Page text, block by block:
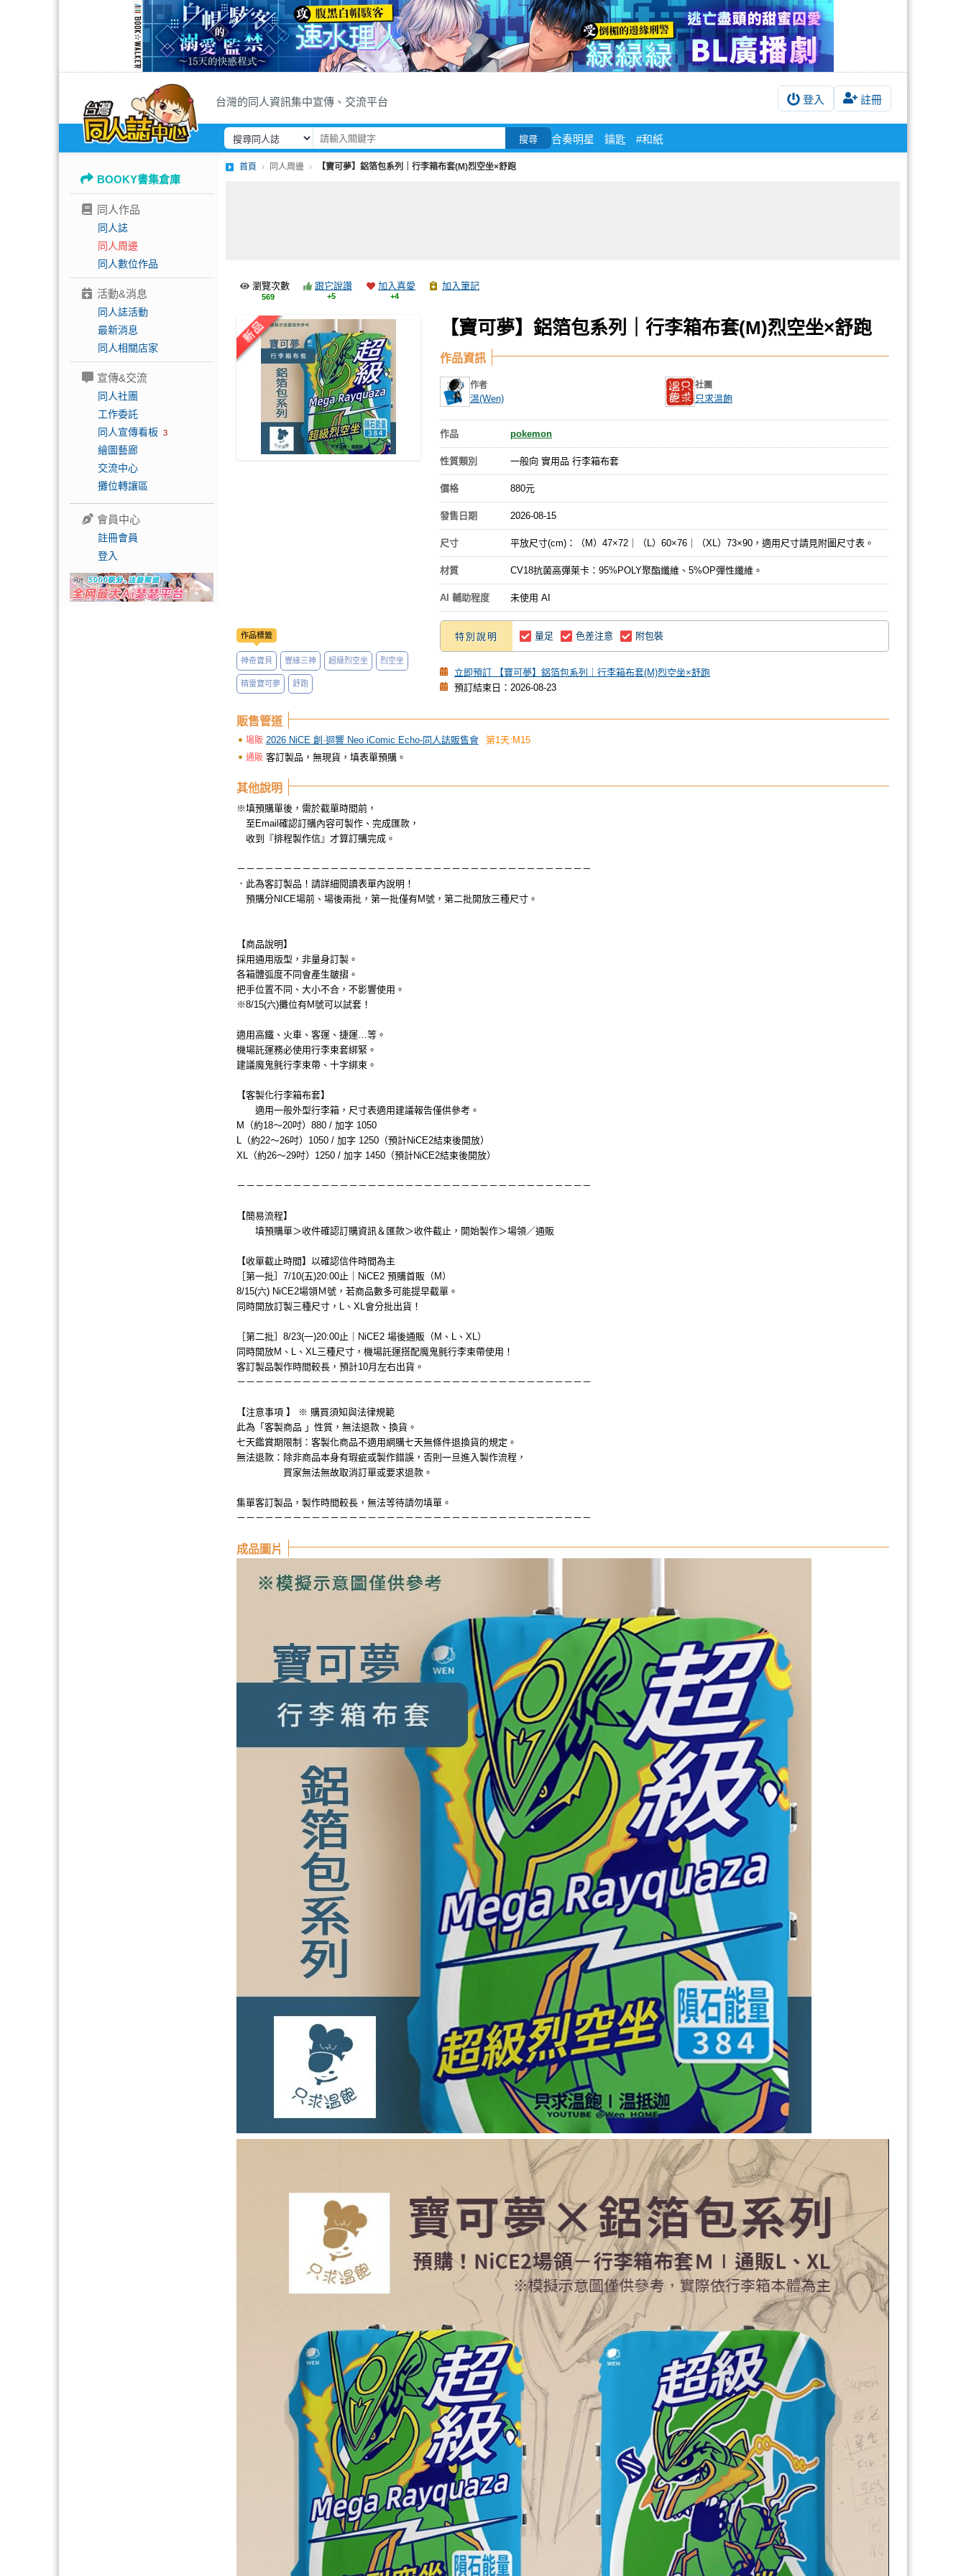
台灣的同人資訊集中宣傳、交流平台 登入 註冊
搜尋 合奏明星 鑰匙 #和紙
BOOKY書集倉庫
同人作品
同人誌
同人周邊
同人數位作品
活動&消息
同人誌活動
最新消息
同人相關店家
宣傳&交流
同人社團
工作委託
同人宣傳看板 3
繪圖藝廊
交流中心
攤位轉讓區
會員中心
註冊會員
登入
首頁 同人周邊 【寶可夢】鋁箔包系列｜行李箱布套(M)烈空坐×舒跑
瀏覽次數
569
跟它說讚
+5
加入喜愛
+4
加入筆記
【寶可夢】鋁箔包系列｜行李箱布套(M)烈空坐×舒跑
作品標籤
神奇寶貝 豐緣三神 超級烈空坐 烈空坐
精靈寶可夢 舒跑
作品資訊
作者
温(Wen)
社團
只求温飽
作品 pokemon
性質類別 一般向 實用品 行李箱布套
價格 880元
發售日期 2026-08-15
尺寸 平放尺寸(cm)：（M）47×72｜（L）60×76｜（XL）73×90，適用尺寸請見附圖尺寸表。
材質 CV18抗菌高彈萊卡：95%POLY聚酯纖維、5%OP彈性纖維。
AI 輔助程度 未使用 AI
特別說明 量足 色差注意 附包裝
立即預訂 【寶可夢】鋁箔包系列｜行李箱布套(M)烈空坐×舒跑
預訂結束日：2026-08-23
販售管道
場販 2026 NiCE 創·迴響 Neo iComic Echo-同人誌販售會 第1天:M15
通販 客訂製品，無現貨，填表單預購。
其他說明
※填預購單後，需於截單時間前，
至Email確認訂購內容可製作、完成匯款，
收到『排程製作信』才算訂購完成。
－－－－－－－－－－－－－－－－－－－－－－－－－－－－－－－－－－－－－－
．此為客訂製品！請詳細閱讀表單內說明！
預購分NICE場前、場後兩批，第一批僅有M號，第二批開放三種尺寸。
【商品說明】
採用通用版型，非量身訂製。
各箱體弧度不同會產生皺摺。
把手位置不同、大小不合，不影響使用。
※8/15(六)攤位有M號可以試套！
適用高鐵、火車、客運、捷運…等。
機場託運務必使用行李束套綁緊。
建議魔鬼氈行李束帶、十字綁束。
【客製化行李箱布套】
適用一般外型行李箱，尺寸表適用建議報告僅供參考。
M（約18～20吋）880 / 加字 1050
L（約22～26吋）1050 / 加字 1250（預計NiCE2結束後開放）
XL（約26～29吋）1250 / 加字 1450（預計NiCE2結束後開放）
－－－－－－－－－－－－－－－－－－－－－－－－－－－－－－－－－－－－－－
【簡易流程】
填預購單＞收件確認訂購資訊＆匯款＞收件截止，開始製作＞場領／通販
【收單截止時間】以確認信件時間為主
［第一批］7/10(五)20:00止｜NiCE2 預購首販（M）
8/15(六) NiCE2場領Ｍ號，若商品數多可能提早截單。
同時開放訂製三種尺寸，L、XL會分批出貨！
［第二批］8/23(一)20:00止｜NiCE2 場後通販（M、L、XL）
同時開放M、L、XL三種尺寸，機場託運搭配魔鬼氈行李束帶使用！
客訂製品製作時間較長，預計10月左右出貨。
－－－－－－－－－－－－－－－－－－－－－－－－－－－－－－－－－－－－－－
【注意事項 】 ※ 購買須知與法律規範
此為「客製商品 」性質，無法退款、換貨。
七天鑑賞期限制：客製化商品不適用網購七天無條件退換貨的規定。
無法退款：除非商品本身有瑕疵或製作錯誤，否則一旦進入製作流程，
買家無法無故取消訂單或要求退款。
集單客訂製品，製作時間較長，無法等待請勿填單。
－－－－－－－－－－－－－－－－－－－－－－－－－－－－－－－－－－－－－－
成品圖片